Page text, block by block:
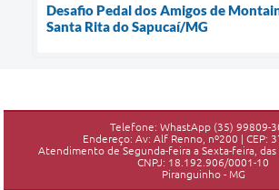
Desafio Pedal dos Amigos de
Santa Rita do Sapucaí/MG
Telefone: WhastApp (35) 99809-
Endereço: Av: Alf Renno, nº200 | CEP:
Atendimento de Segunda-feira a Sexta-feira, das
CNPJ: 18.192.906/0001-10
Piranguinho - MG